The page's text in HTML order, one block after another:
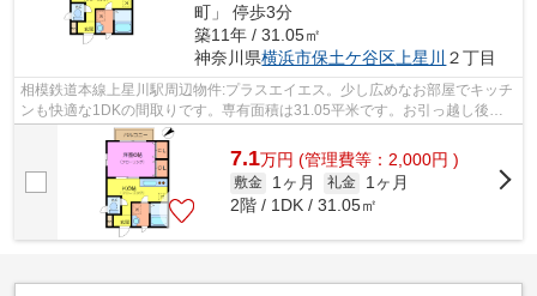
町」 停歩3分
築11年 / 31.05㎡
神奈川県横浜市保土ケ谷区 上星川 ２丁目
相模鉄道本線上星川駅周辺物件:プラスエイエス。少し広めなお部屋でキッチ
ンも快適な1DKの間取りです。専有面積は31.05平米です。お引っ越し後の
サポートも充実したアパート物件。通勤...
7.1万円 (管理費等：2,000円 )
敷金 1ヶ月 礼金
1ヶ月
2階 / 1DK / 31.05㎡